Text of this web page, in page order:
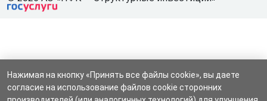
Нажимая на кнопку «Принять все файлы cookie», вы даете
согласие на использование файлов cookie сторонних